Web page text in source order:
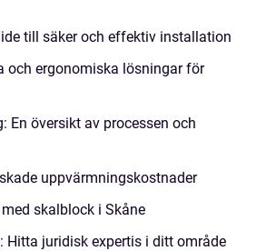
till säker och effektiv installation
och ergonomiska lösningar för
En översikt av processen och
uppvärmningskostnader
skalblock i Skåne
Hitta juridisk expertis i ditt område